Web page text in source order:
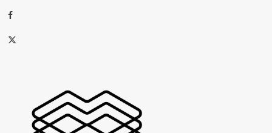
Facebook
X